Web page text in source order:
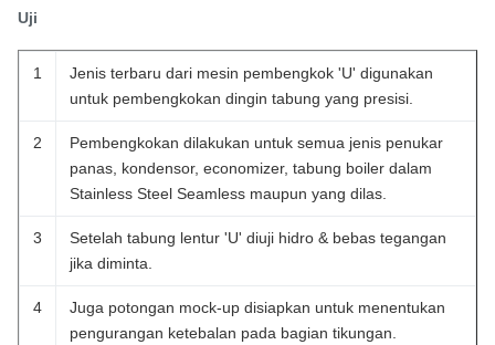
Uji
1
Jenis terbaru dari mesin pembengkok 'U' digunakan
untuk pembengkokan dingin tabung yang presisi.
2
Pembengkokan dilakukan untuk semua jenis penukar
panas, kondensor, economizer, tabung boiler dalam
Stainless Steel Seamless maupun yang dilas.
3
Setelah tabung lentur 'U' diuji hidro & bebas tegangan
jika diminta.
4
Juga potongan mock-up disiapkan untuk menentukan
pengurangan ketebalan pada bagian tikungan.